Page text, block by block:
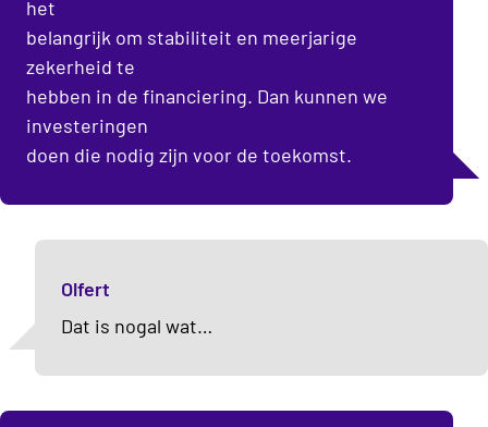
het
belangrijk om stabiliteit en meerjarige
zekerheid te
hebben in de financiering. Dan kunnen we
investeringen
doen die nodig zijn voor de toekomst.
Olfert
Dat is nogal wat…